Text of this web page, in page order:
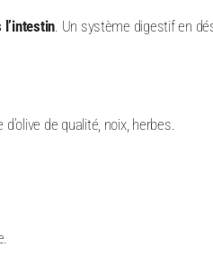
l’intestin. Un système digestif en
de qualité, noix, herbes.